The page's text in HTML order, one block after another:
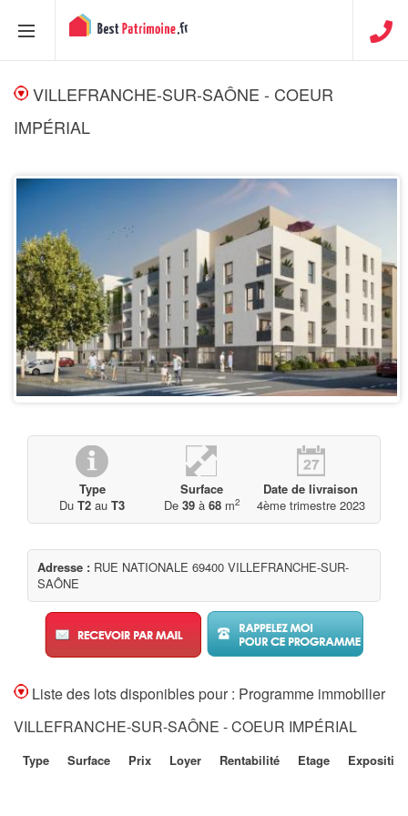
VILLEFRANCHE-SUR-SAÔNE - COEUR
IMPÉRIAL
Type
Du T2 au T3
Surface
De 39à 68m2
Date de livraison
4ème trimestre 2023
Adresse : RUE NATIONALE 69400 VILLEFRANCHE-SUR-
SAÔNE
Liste des lots disponibles pour : Programme immobilier
VILLEFRANCHE-SUR-SAÔNE - COEUR IMPÉRIAL
Type Surface Prix Loyer Rentabilité Etage Exposition